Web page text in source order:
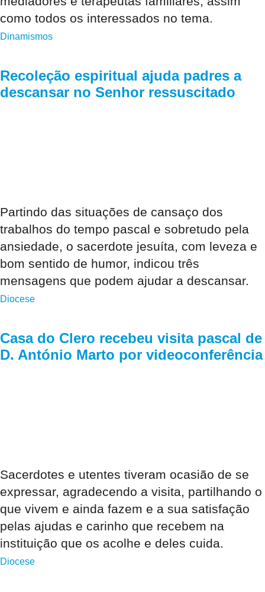
como todos os interessados no tema.
Dinamismos
Recoleção espiritual ajuda padres a
descansar no Senhor ressuscitado
Partindo das situações de cansaço dos
trabalhos do tempo pascal e sobretudo pela
ansiedade, o sacerdote jesuíta, com leveza e
bom sentido de humor, indicou três
mensagens que podem ajudar a descansar.
Diocese
Casa do Clero recebeu visita pascal de
D. António Marto por videoconferência
Sacerdotes e utentes tiveram ocasião de se
expressar, agradecendo a visita, partilhando o
que vivem e ainda fazem e a sua satisfação
pelas ajudas e carinho que recebem na
instituição que os acolhe e deles cuida.
Diocese